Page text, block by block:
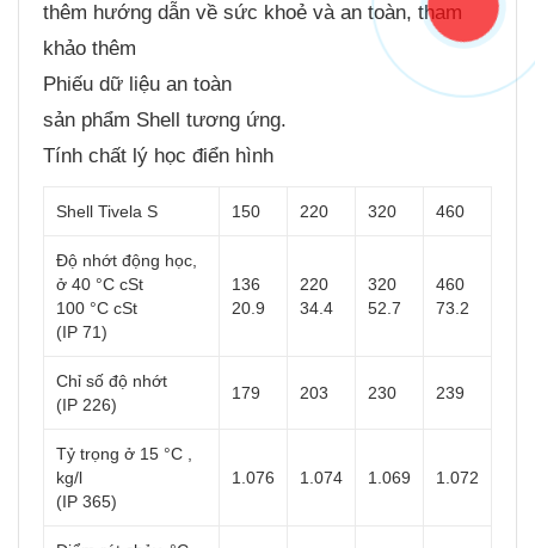
thêm hướng dẫn về sức khoẻ và an toàn, tham
khảo thêm
Phiếu dữ liệu an toàn
sản phẩm Shell tương ứng.
Tính chất lý học điển hình
Shell Tivela S 150 220 320 460
Độ nhớt động học,
ở 40 °C cSt
100 °C cSt
(IP 71)
136
20.9
220
34.4
320
52.7
460
73.2
Chỉ số độ nhớt
(IP 226)
179 203 230 239
Tỷ trọng ở 15 °C ,
kg/l
(IP 365)
1.076 1.074 1.069 1.072